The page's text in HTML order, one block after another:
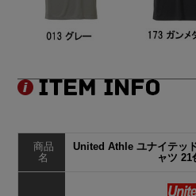
商品
名
United Athle ユナイテッ
ャツ 21